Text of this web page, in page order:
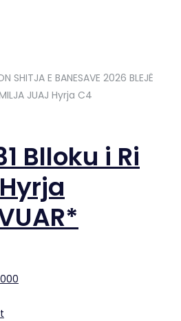
SHITJA E BANESAVE 2026 BLEJË
JUAJ Hyrja C4
Blloku i Ri